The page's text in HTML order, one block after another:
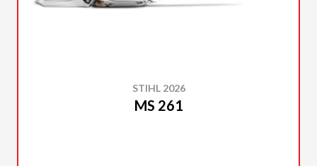
STIHL 2026
MS 261